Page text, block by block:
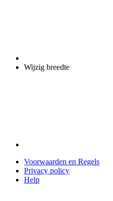
Wijzig breedte
Voorwaarden en Regels
Privacy policy
Help